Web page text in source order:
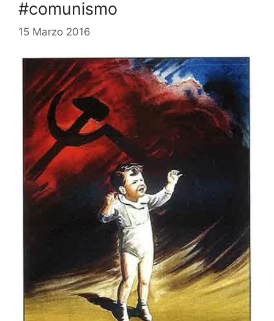
#comunismo
15 Marzo 2016